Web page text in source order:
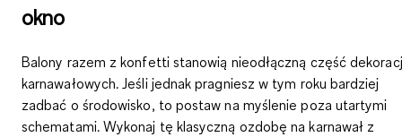
okno
Balony razem z konfetti stanowią nieodłączną część
karnawałowych. Jeśli jednak pragniesz w tym roku bardziej
zadbać o środowisko, to postaw na myślenie poza utartymi
schematami. Wykonaj tę klasyczną ozdobę na karnawał z